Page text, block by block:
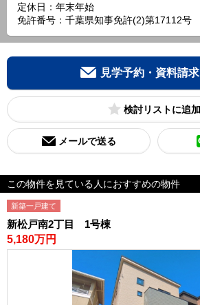
定休日：年末年始
免許番号：千葉県知事免許(2)第17112号
見学予約・資料請求
検討リスト
メールで送る
この物件を見ている人におすすめの物件
新築一戸建て
新松戸南2丁目 1号棟
5,180万円